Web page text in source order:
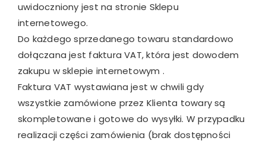
uwidoczniony jest na stronie Sklepu
internetowego.
Do każdego sprzedanego towaru standardowo
dołączana jest faktura VAT, która jest dowodem
zakupu w sklepie internetowym .
Faktura VAT wystawiana jest w chwili gdy
wszystkie zamówione przez Klienta towary są
skompletowane i gotowe do wysyłki. W przypadku
realizacji części zamówienia (brak dostępności